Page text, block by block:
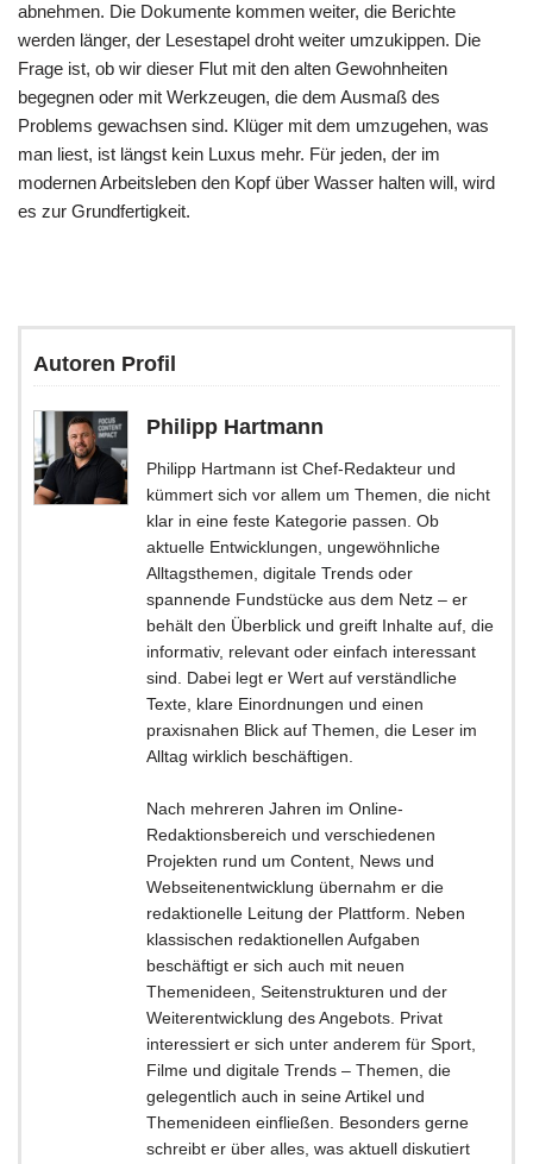
abnehmen. Die Dokumente kommen weiter, die Berichte
werden länger, der Lesestapel droht weiter umzukippen. Die
Frage ist, ob wir dieser Flut mit den alten Gewohnheiten
begegnen oder mit Werkzeugen, die dem Ausmaß des
Problems gewachsen sind. Klüger mit dem umzugehen, was
man liest, ist längst kein Luxus mehr. Für jeden, der im
modernen Arbeitsleben den Kopf über Wasser halten will, wird
es zur Grundfertigkeit.
Autoren Profil
Philipp Hartmann
Philipp Hartmann ist Chef-Redakteur und
kümmert sich vor allem um Themen, die nicht
klar in eine feste Kategorie passen. Ob
aktuelle Entwicklungen, ungewöhnliche
Alltagsthemen, digitale Trends oder
spannende Fundstücke aus dem Netz – er
behält den Überblick und greift Inhalte auf, die
informativ, relevant oder einfach interessant
sind. Dabei legt er Wert auf verständliche
Texte, klare Einordnungen und einen
praxisnahen Blick auf Themen, die Leser im
Alltag wirklich beschäftigen.
Nach mehreren Jahren im Online-
Redaktionsbereich und verschiedenen
Projekten rund um Content, News und
Webseitenentwicklung übernahm er die
redaktionelle Leitung der Plattform. Neben
klassischen redaktionellen Aufgaben
beschäftigt er sich auch mit neuen
Themenideen, Seitenstrukturen und der
Weiterentwicklung des Angebots. Privat
interessiert er sich unter anderem für Sport,
Filme und digitale Trends – Themen, die
gelegentlich auch in seine Artikel und
Themenideen einfließen. Besonders gerne
schreibt er über alles, was aktuell diskutiert